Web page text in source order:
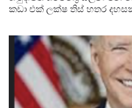
කඩා එක් ලක්ෂ තිස් හතර දහසක ( රුපි;